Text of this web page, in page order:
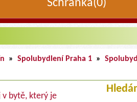
Schránka(0)
» Spolubydlení Praha 1 »
v bytě, který je